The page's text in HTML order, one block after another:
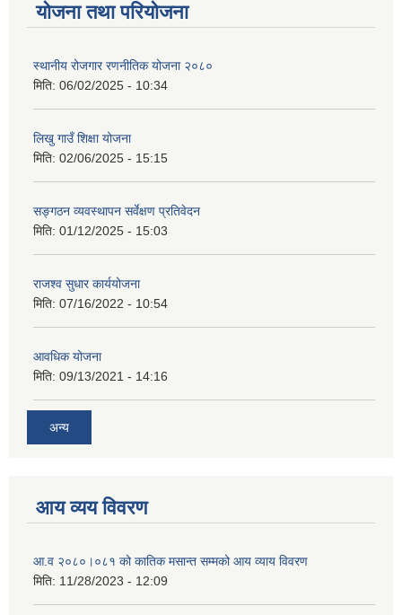
योजना तथा परियोजना
स्थानीय रोजगार रणनीतिक योजना २०८०
मिति: 06/02/2025 - 10:34
लिखु गाउँ शिक्षा योजना
मिति: 02/06/2025 - 15:15
सङ्गठन व्यवस्थापन सर्वेक्षण प्रतिवेदन
मिति: 01/12/2025 - 15:03
राजश्व सुधार कार्ययोजना
मिति: 07/16/2022 - 10:54
आवधिक योजना
मिति: 09/13/2021 - 14:16
अन्य
आय व्यय विवरण
आ.व २०८०।०८१ को कातिक मसान्त सम्मको आय व्याय विवरण
मिति: 11/28/2023 - 12:09